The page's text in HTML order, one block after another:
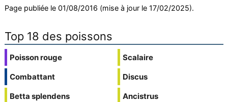
Page publiée le 01/08/2016 (mise à jour le 17/02/2025).
Top 18 des poissons
Poisson rouge
Combattant
Betta splendens
Scalaire
Discus
Ancistrus